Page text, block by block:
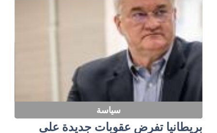
سياسة
بريطانيا تفرض عقوبات جديدة على